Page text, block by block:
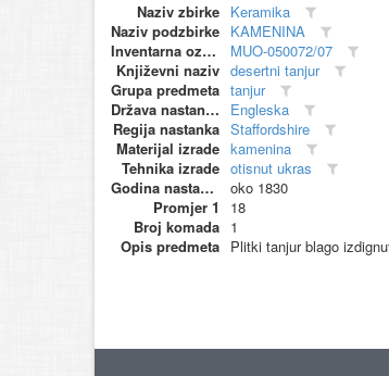
Naziv zbirke Keramika
Naziv podzbirke KAMENINA
Inventarna oznaka
MUO-050072/07
Književni naziv desertni tanjur
Grupa predmeta tanjur
Država nastanka
Engleska
Regija nastanka Staffordshire
Materijal izrade kamenina
Tehnika izrade otisnut ukras
Godina nastanka
oko 1830
Promjer 1
18
Broj komada 1
Opis predmeta Plitki tanjur blago